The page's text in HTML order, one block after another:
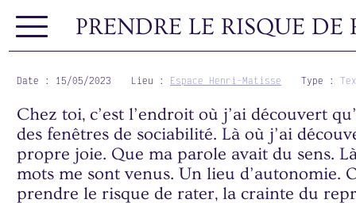
PRENDRE LE RISQUE DE
Date : 15/05/2023 Lieu : Espace Henri-Matisse Type :
Chez toi, c’est l’endroit où j’ai découvert
des fenêtres de sociabilité. Là où j’ai
propre joie. Que ma parole avait du sens.
mots me sont venus. Un lieu d’autonomie.
prendre le risque de rater, la crainte du